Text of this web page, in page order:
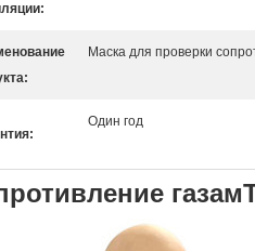
Маска для проверки
Один год
газам